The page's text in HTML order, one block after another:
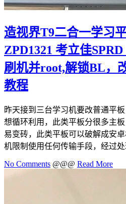
造视界T9二合一学习
ZPD1321 考立佳
刷机并root,解锁BL，
教程
昨天接到三台学习机要改普通平
想循环利用，此类平板分很多主
易变砖，此类平板可以破解成安
机限制使用任何传输手段，经过
No Comments @@@ Read More